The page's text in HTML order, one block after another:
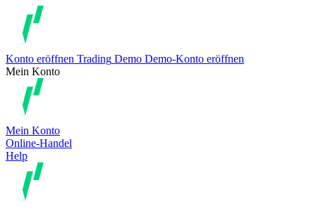
Konto eröffnen Trading Demo Demo-Konto eröffnen
Mein Konto
Mein Konto
Online-Handel
Help